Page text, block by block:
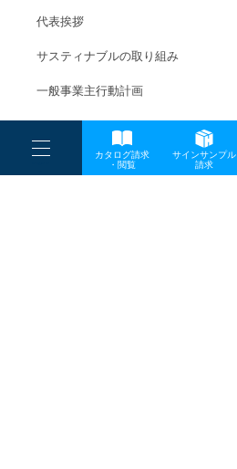
----
----
-
カタログ請求
・閲覧
サインサンプル
請求
代表挨拶
サスティナブルの取り組み
一般事業主行動計画